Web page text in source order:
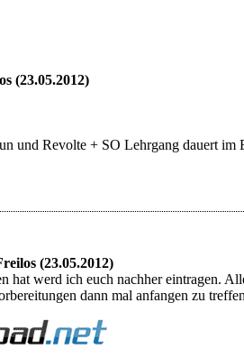
(23.05.2012)
und Revolte + SO Lehrgang dauert im
(23.05.2012)
hat werd ich euch nachher eintragen.
dann mal anfangen zu